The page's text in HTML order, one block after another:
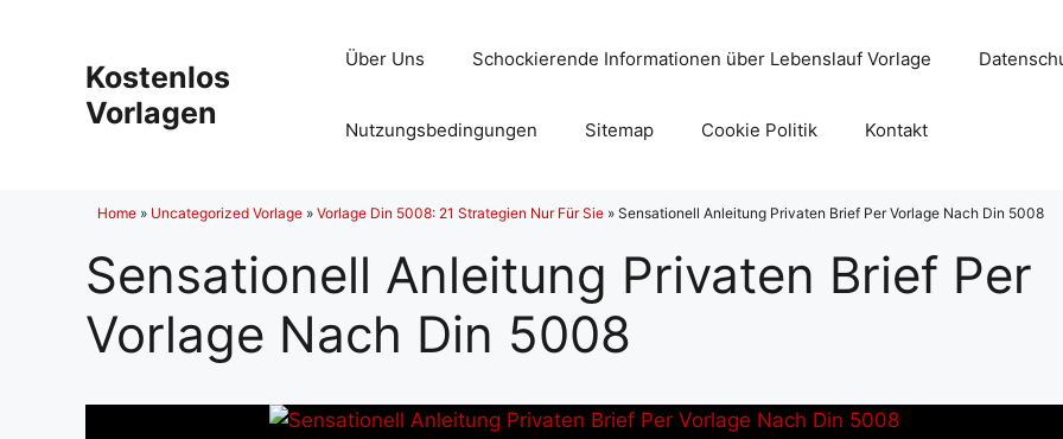
Kostenlos
Vorlagen
Über Uns Schockierende Informationen über Lebenslauf Vorlage
Nutzungsbedingungen Sitemap Cookie Politik Kontakt
Home » Uncategorized Vorlage » Vorlage Din 5008: 21 Strategien Nur Für Sie » Sensationell Anleitung Privaten Brief Per Vorlage Nach Din 5008
Sensationell Anleitung Privaten Brief Per
Vorlage Nach Din 5008